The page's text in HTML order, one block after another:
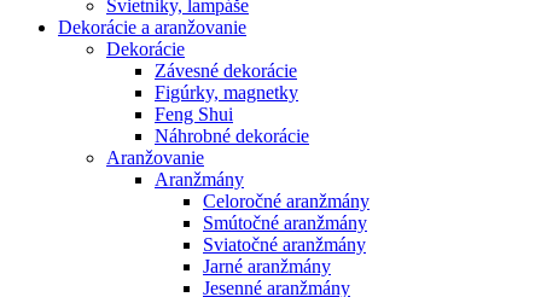
Svietniky, lampáše
Dekorácie a aranžovanie
Dekorácie
Závesné dekorácie
Figúrky, magnetky
Feng Shui
Náhrobné dekorácie
Aranžovanie
Aranžmány
Celoročné aranžmány
Smútočné aranžmány
Sviatočné aranžmány
Jarné aranžmány
Jesenné aranžmány